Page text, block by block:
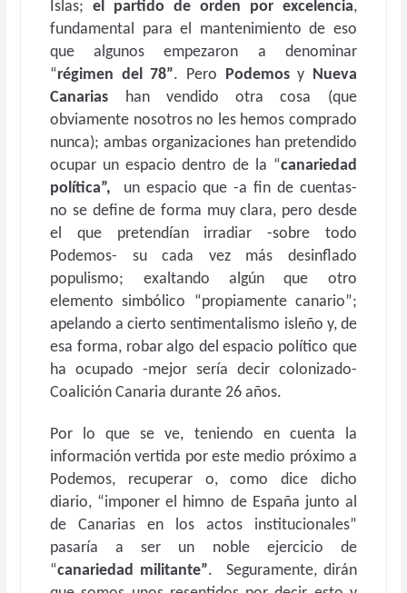
Islas;el partido de orden por excelencia,
fundamental para el mantenimiento de eso
que algunos empezaron a denominar
“régimen del 78”. Pero Podemosy Nueva
Canarias han vendido otra cosa (que
obviamente nosotros no les hemos comprado
nunca); ambas organizaciones han pretendido
ocupar un espacio dentro de la “canariedad
política”, un espacio que -a fin de cuentas-
no se define de forma muy clara, pero desde
el que pretendían irradiar -sobre todo
Podemos- su cada vez más desinflado
populismo; exaltando algún que otro
elemento simbólico “propiamente canario”;
apelando a cierto sentimentalismo isleño y, de
esa forma, robar algo del espacio político que
ha ocupado -mejor sería decir colonizado-
Coalición Canaria durante 26 años.
Por lo que se ve, teniendo en cuenta la
información vertida por este medio próximo a
Podemos, recuperar o, como dice dicho
diario, “imponer el himno de España junto al
de Canarias en los actos institucionales”
pasaría a ser un noble ejercicio de
“canariedad militante”. Seguramente, dirán